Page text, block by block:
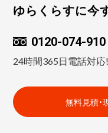
ゆらくらすに今
0120-074-910
24時間365日電話対応!
無料見積・